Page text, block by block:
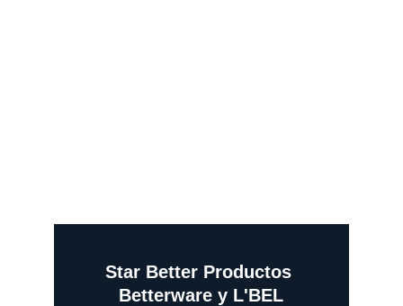
Star Better Productos
Betterware y L'BEL